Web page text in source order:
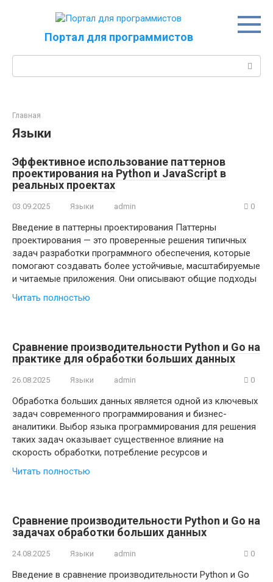
Портал для программистов
Главная
Языки
Эффективное использование паттернов
проектирования на Python и JavaScript в
реальных проектах
03.09.2025 Языки admin 0
Введение в паттерны проектирования Паттерны
проектирования — это проверенные решения типичных
задач разработки программного обеспечения, которые
помогают создавать более устойчивые, масштабируемые
и читаемые приложения. Они описывают общие подходы
Читать полностью
Сравнение производительности Python и Go на
практике для обработки больших данных
26.08.2025 Языки admin 0
Обработка больших данных является одной из ключевых
задач современного программирования и бизнес-
аналитики. Выбор языка программирования для решения
таких задач оказывает существенное влияние на
скорость обработки, потребление ресурсов и
Читать полностью
Сравнение производительности Python и Go на
задачах обработки больших данных
24.08.2025 Языки admin 0
Введение в сравнение производительности Python и Go